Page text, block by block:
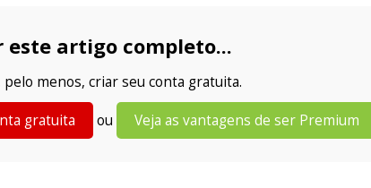
este artigo completo...
pelo menos, criar seu conta gratuita.
gratuita ou Veja as vantagens de ser Premium